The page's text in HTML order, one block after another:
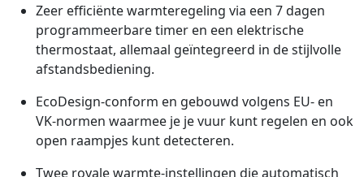
Zeer efficiënte warmteregeling via een 7 dagen
programmeerbare timer en een elektrische
thermostaat, allemaal geïntegreerd in de stijlvolle
afstandsbediening.
EcoDesign-conform en gebouwd volgens EU- en
VK-normen waarmee je je vuur kunt regelen en ook
open raampjes kunt detecteren.
Twee royale warmte-instellingen die automatisch